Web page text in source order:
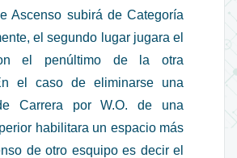
Ascenso subirá de Categoría
el segundo lugar jugara el
el penúltimo de la otra
el caso de eliminarse una
Carrera por W.O. de una
habilitara un espacio más
de otro esquipo es decir el